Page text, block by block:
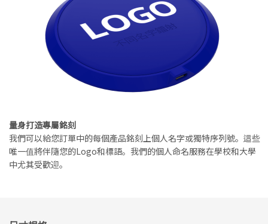
量身打造專屬銘刻
我們可以給您訂單中的每個產品銘刻上個人名字或獨特序列號。這些
唯一值將伴隨您的Logo和標語。我們的個人命名服務在學校和大學
中尤其受歡迎。